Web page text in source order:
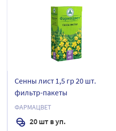
Сенны лист 1,5 гр 20 шт.
фильтр-пакеты
ФАРМАЦВЕТ
20 шт в уп.